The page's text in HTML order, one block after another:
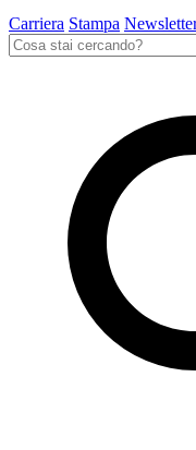
Carriera Stampa